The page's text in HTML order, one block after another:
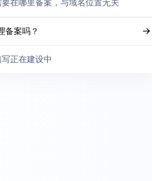
在哪里备案，与域名位置无关
备案吗？
正在建设中